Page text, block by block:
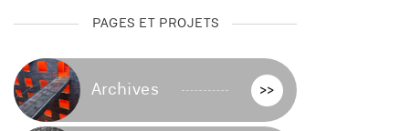
PAGES ET PROJETS
Archives >>